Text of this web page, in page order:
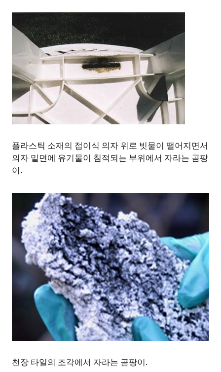
플라스틱 소재의 접이식 의자 위로 빗물이 떨어지면서
의자 밑면에 유기물이 침적되는 부위에서 자라는 곰팡
이.
천장 타일의 조각에서 자라는 곰팡이.